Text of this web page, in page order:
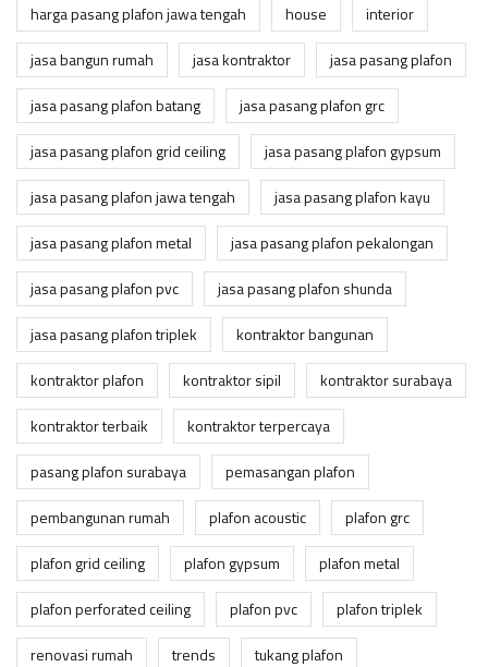
harga pasang plafon jawa tengah
house
interior
jasa bangun rumah
jasa kontraktor
jasa pasang plafon
jasa pasang plafon batang
jasa pasang plafon grc
jasa pasang plafon grid ceiling
jasa pasang plafon gypsum
jasa pasang plafon jawa tengah
jasa pasang plafon kayu
jasa pasang plafon metal
jasa pasang plafon pekalongan
jasa pasang plafon pvc
jasa pasang plafon shunda
jasa pasang plafon triplek
kontraktor bangunan
kontraktor plafon
kontraktor sipil
kontraktor surabaya
kontraktor terbaik
kontraktor terpercaya
pasang plafon surabaya
pemasangan plafon
pembangunan rumah
plafon acoustic
plafon grc
plafon grid ceiling
plafon gypsum
plafon metal
plafon perforated ceiling
plafon pvc
plafon triplek
renovasi rumah
trends tukang plafon